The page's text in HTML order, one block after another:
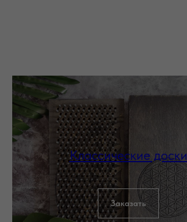
Классические доски
Заказать